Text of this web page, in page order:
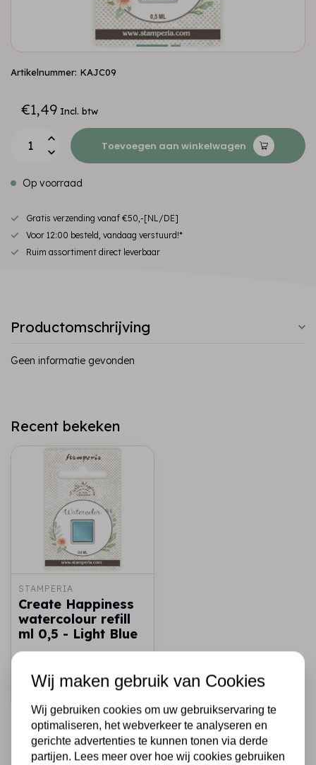
Artikelnummer: KAJC09
€1,49 Incl. btw
Toevoegen aan winkelwagen
Op voorraad
Gratis verzending vanaf €50,-[NL/DE]
Voor 12:00 besteld, vandaag verstuurd!*
Ruim assortiment direct leverbaar
Productomschrijving
Geen informatie gevonden
Recent bekeken
STAMPERIA
Create Happiness
watercolour refill
ml 0,5 - Light Blue
Snel toevoegen
Wij maken gebruik van Cookies
Wij gebruiken cookies om uw gebruikservaring te
optimaliseren, het webverkeer te analyseren en
gerichte advertenties te kunnen tonen via derde
partijen. Lees meer over hoe wij cookies gebruiken